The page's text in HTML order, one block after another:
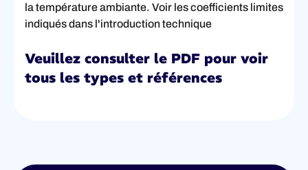
la température ambiante. Voir les coefficients limites
indiqués dans l'introduction technique
Veuillez consulter le PDF pour voir
tous les types et références